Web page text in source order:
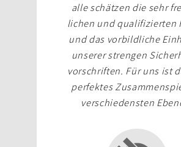
alle schätzen die sehr
lichen und quali­fizierten
und das vor­bildliche
unserer strengen
vorschriften. Für uns ist
perfektes
verschiedensten